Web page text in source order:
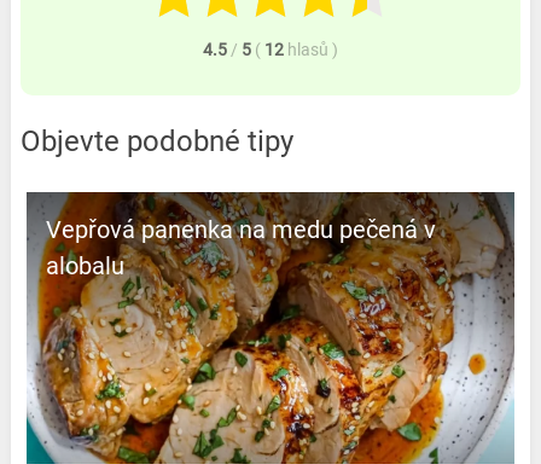
4.5 / 5 ( 12 hlasů )
Objevte podobné tipy
Vepřová panenka na medu pečená v
alobalu